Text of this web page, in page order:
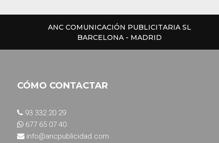
ANC COMUNICACIÓN PUBLICITARIA SL
BARCELONA - MADRID
CÓMO CONTACTAR
93 332 20 29
677 65 07 40
info@ancpublicidad.com